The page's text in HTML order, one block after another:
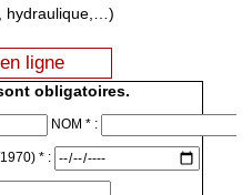
hydraulique,…)
ligne
obligatoires.
NOM * :
* :